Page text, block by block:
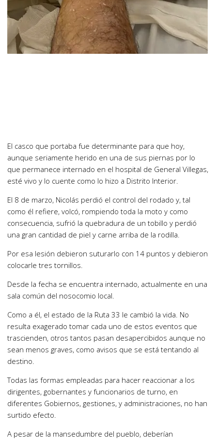
El casco que portaba fue determinante para que hoy,
aunque seriamente herido en una de sus piernas por lo
que permanece internado en el hospital de General Villegas,
esté vivo y lo cuente como lo hizo a Distrito Interior.
El 8 de marzo, Nicolás perdió el control del rodado y, tal
como él refiere, volcó, rompiendo toda la moto y como
consecuencia, sufrió la quebradura de un tobillo y perdió
una gran cantidad de piel y carne arriba de la rodilla.
Por esa lesión debieron suturarlo con 14 puntos y debieron
colocarle tres tornillos.
Desde la fecha se encuentra internado, actualmente en una
sala común del nosocomio local.
Como a él, el estado de la Ruta 33 le cambió la vida. No
resulta exagerado tomar cada uno de estos eventos que
trascienden, otros tantos pasan desapercibidos aunque no
sean menos graves, como avisos que se está tentando al
destino.
Todas las formas empleadas para hacer reaccionar a los
dirigentes, gobernantes y funcionarios de turno, en
diferentes Gobiernos, gestiones, y administraciones, no han
surtido efecto.
A pesar de la mansedumbre del pueblo, deberían